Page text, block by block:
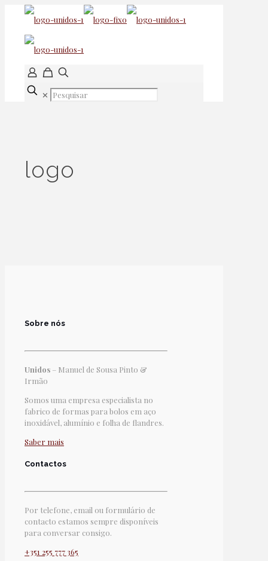
✕
logo
Sobre nós
Unidos – Manuel de Sousa Pinto &
Irmão
Somos uma empresa especialista no
fabrico de formas para bolos em aço
inoxidável, alumínio e folha de flandres.
Saber mais
Contactos
Por telefone, email ou formulário de
contacto estamos sempre disponíveis
para conversar consigo.
+351 255 777 365